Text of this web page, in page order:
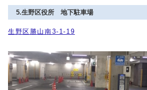
5.生野区役所 地下駐車場
生野区勝山南3-1-19